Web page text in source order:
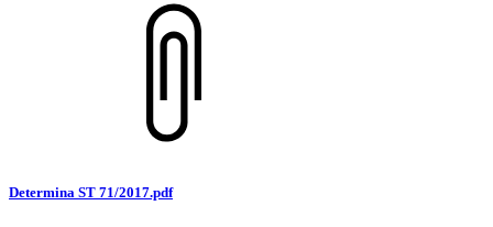
Determina ST 71/2017.pdf